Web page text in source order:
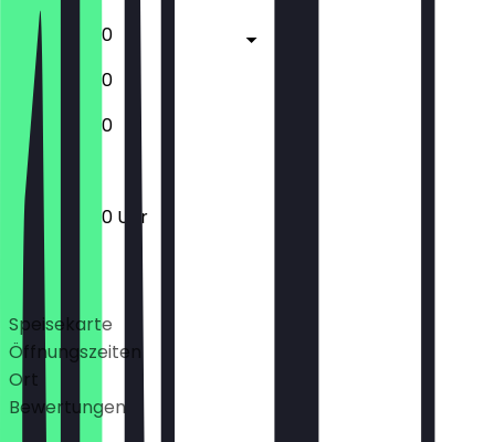
12:00 - 23:30
12:00 - 23:30
12:00 - 22:30
12:00 - 22:30 Uhr
Deals
Speisekarte
Öffnungszeiten
Ort
Bewertungen